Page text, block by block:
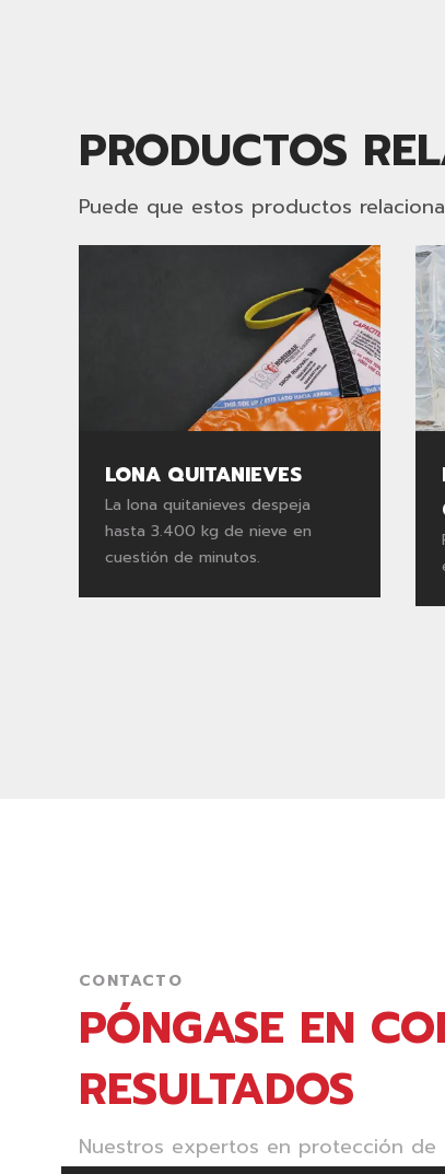
PRODUCTOS
Puede que estos productos
LONA QUITANIEVES
La lona quitanieves despeja
hasta 3.400 kg de nieve en
cuestión de minutos.
CONTACTO
PÓNGASE EN
RESULTADOS
Nuestros expertos en protección de